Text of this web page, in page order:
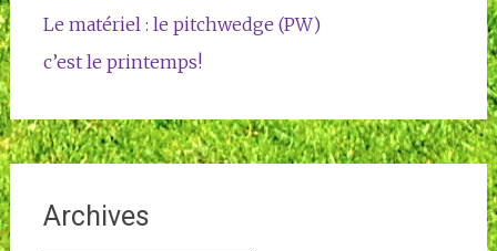
Le matériel : le pitchwedge (PW)
c’est le printemps!
Archives